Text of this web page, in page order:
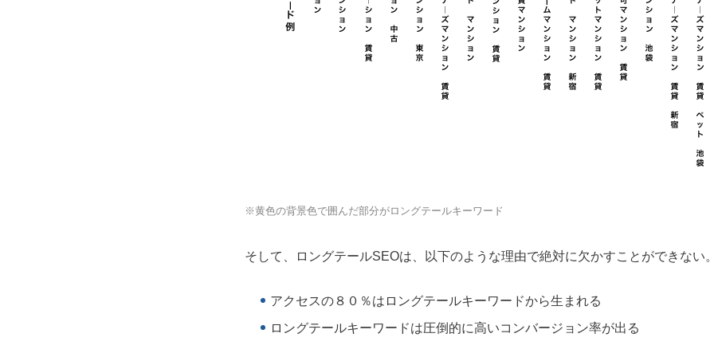
※黄色の背景色で囲んだ部分がロングテールキーワード
そして、ロングテールSEOは、以下のような理由で絶対に欠かすことができない
アクセスの８０％はロングテールキーワードから生まれる
ロングテールキーワードは圧倒的に高いコンバージョン率が出る